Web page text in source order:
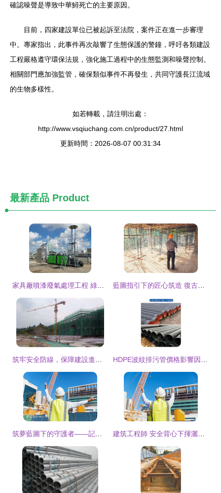
確認噪聲是導致中華鱘死亡的主要原因。
目前，四家建設單位已被起訴至法院，案件正在進一步審理
中。專家指出，此事件再次敲響了生態保護的警鐘，呼吁各類建設
工程嚴格遵守環保法規，強化施工過程中的生態監測和噪聲控制。
相關部門應加強監管，確保類似事件不再發生，共同守護長江流域
的生物多樣性。
如若轉載，請注明出處：
http://www.vsqiuchang.com.cn/product/27.html
更新時間：2026-08-07 00:31:34
最新產品 Product